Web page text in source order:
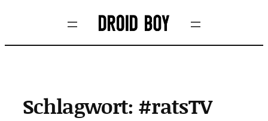
springen
Schlagwort: #ratsTV